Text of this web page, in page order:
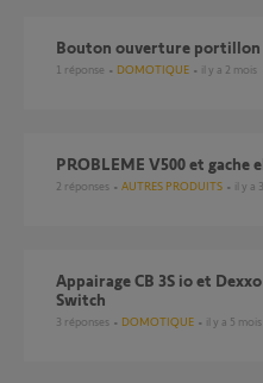
Bouton ouverture portillon
1 réponse DOMOTIQUE il y a 2 mois
PROBLEME V500 et
2 réponses AUTRES PRODUITS il y a
Appairage CB 3S io et Dexxo smart 800 io avec TaHoma
Switch
3 réponses DOMOTIQUE il y a 5 mois